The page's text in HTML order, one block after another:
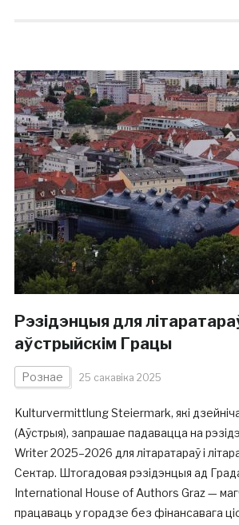
Рэзідэнцыя для
аўстрыйскім Грацы
Рознае 25 сакавіка 2025
Kulturvermittlung Steiermark, які
(Аўстрыя), запрашае падавацца на
Writer 2025–2026 для літаратараў і
Сектар. Штогадовая рэзідэнцыя ад
International House of Authors Graz —
працаваць у горадзе без фінансавага